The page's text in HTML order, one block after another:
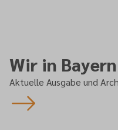
Wir in
Aktuelle Ausgabe und